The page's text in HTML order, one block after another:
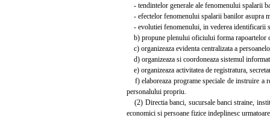
- tendintelor generale ale fenomenului spalarii
- efectelor fenomenului spalarii banilor asupra
- evolutiei fenomenului, in vederea identificarii
b) propune plenului oficiului forma rapoartelor
c) organizeaza evidenta centralizata a
d) organizeaza si coordoneaza sistemul
e) organizeaza activitatea de registratura,
f) elaboreaza programe speciale de instruire a
personalului propriu.
(2) Directia banci, sucursale banci straine,
economici si persoane fizice indeplinesc